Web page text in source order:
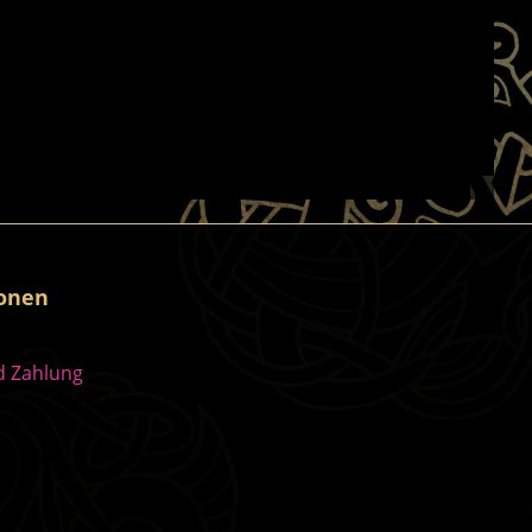
Zahlung